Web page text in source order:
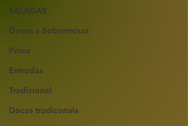
SALADAS
Doces e Sobremesas
Peixe
Entradas
Tradicional
Doces tradiconais